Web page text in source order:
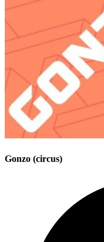
Gonzo (circus)